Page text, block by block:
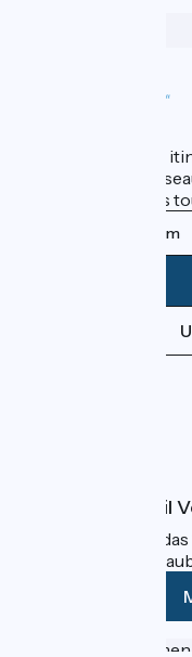
ViaRhôna est un
promu par un
leurs institutions
Instagram
Was ist Accueil
Accueil Vélo ist
Radfahrer im
Gefördert im